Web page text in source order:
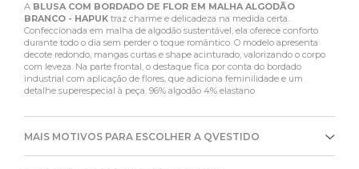
A BLUSA COM BORDADO DE FLOR EM MALHA ALGODÃO
BRANCO - HAPUK traz charme e delicadeza na medida certa.
Confeccionada em malha de algodão sustentável, ela oferece conforto
durante todo o dia sem perder o toque romântico. O modelo apresenta
decote redondo, mangas curtas e shape acinturado, valorizando o corpo
com leveza. Na parte frontal, o destaque fica por conta do bordado
industrial com aplicação de flores, que adiciona feminilidade e um
detalhe superespecial à peça. 96% algodão 4% elastano
MAIS MOTIVOS PARA ESCOLHER A QVESTIDO